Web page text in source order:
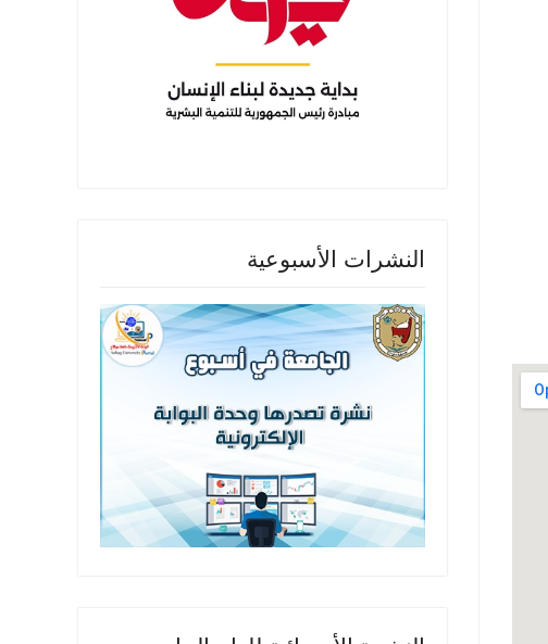
النشرات الأسبوعية